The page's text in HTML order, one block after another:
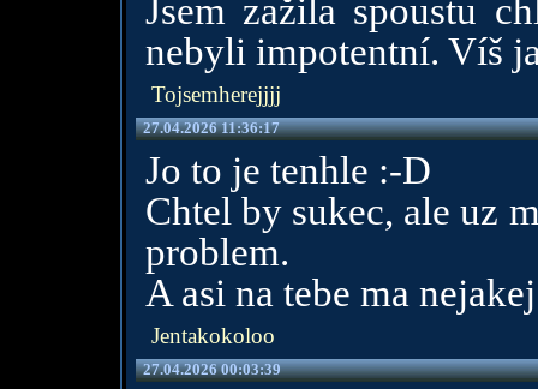
Jsem zažila spoustu
nebyli impotentní. Víš
Tojsemherejjjj
27.04.2026 11:36:17
Jo to je tenhle :-D
Chtel by sukec, ale uz
problem.
A asi na tebe ma
Jentakokoloo
27.04.2026 00:03:39